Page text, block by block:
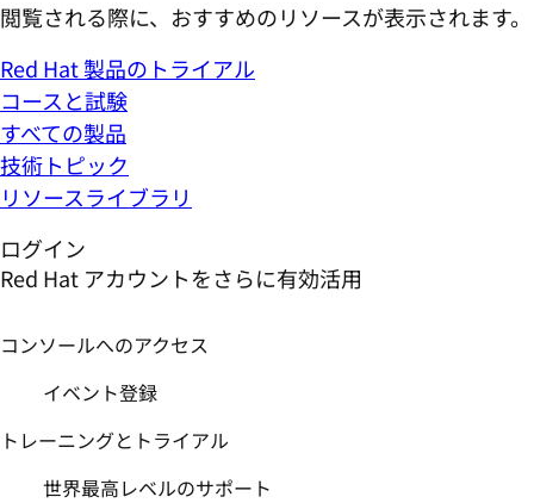
閲覧される際に、おすすめのリソースが表示されます。
Red Hat 製品のトライアル
コースと試験
すべての製品
技術トピック
リソースライブラリ
ログイン
Red Hat アカウントをさらに有効活用
コンソールへのアクセス
イベント登録
トレーニングとトライアル
世界最高レベルのサポート